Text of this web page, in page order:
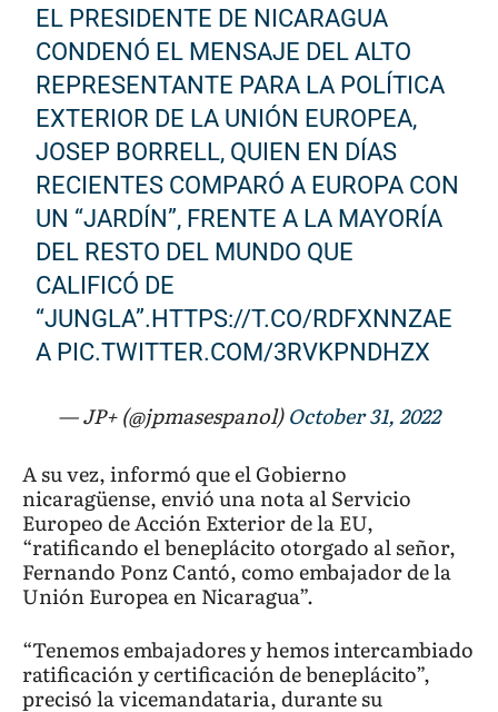
EL PRESIDENTE DE NICARAGUA
CONDENÓ EL MENSAJE DEL ALTO
REPRESENTANTE PARA LA POLÍTICA
EXTERIOR DE LA UNIÓN EUROPEA,
JOSEP BORRELL, QUIEN EN DÍAS
RECIENTES COMPARÓ A EUROPA CON
UN “JARDÍN”, FRENTE A LA MAYORÍA
DEL RESTO DEL MUNDO QUE
CALIFICÓ DE
“JUNGLA”. HTTPS://T.CO/RDFXNNZAE
A PIC.TWITTER.COM/3RVKPNDHZX
— JP+ (@jpmasespanol)October 31, 2022
A su vez, informó que el Gobierno
nicaragüense, envió una nota al Servicio
Europeo de Acción Exterior de la EU,
“ratificando el beneplácito otorgado al señor,
Fernando Ponz Cantó, como embajador de la
Unión Europea en Nicaragua”.
“Tenemos embajadores y hemos intercambiado
ratificación y certificación de beneplácito”,
precisó la vicemandataria, durante su